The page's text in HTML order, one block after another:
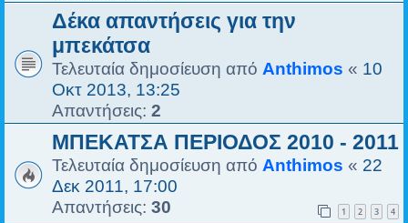
Δέκα απαντήσεις για την
μπεκάτσα
Τελευταία δημοσίευση από Anthimos « 10
Οκτ 2013, 13:25
Απαντήσεις: 2
ΜΠΕΚΑΤΣΑ ΠΕΡΙΟΔΟΣ 2010 - 2011
Τελευταία δημοσίευση από Anthimos « 22
Δεκ 2011, 17:00
Απαντήσεις: 30 1 2 3 4